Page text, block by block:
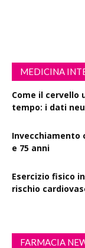
MEDICINA
Come il cervello
tempo: i dati
Invecchiamento
e 75 anni
Esercizio fisico
rischio
FARMACIA